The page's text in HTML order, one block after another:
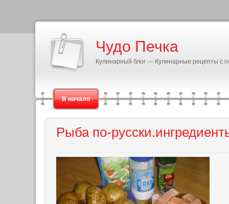
Чудо Печка
Кулинарный блог — Кулинарные рецепты с
В начало
Рыба по-